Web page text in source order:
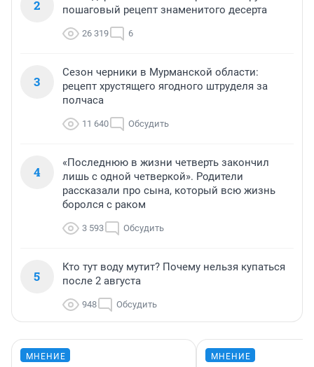
2
пошаговый рецепт знаменитого десерта
26 319 6
3
Сезон черники в Мурманской области:
рецепт хрустящего ягодного штруделя за
полчаса
11 640 Обсудить
4
«Последнюю в жизни четверть закончил
лишь с одной четверкой». Родители
рассказали про сына, который всю жизнь
боролся с раком
3 593 Обсудить
5
Кто тут воду мутит? Почему нельзя купаться
после 2 августа
948 Обсудить
МНЕНИЕ МНЕНИЕ